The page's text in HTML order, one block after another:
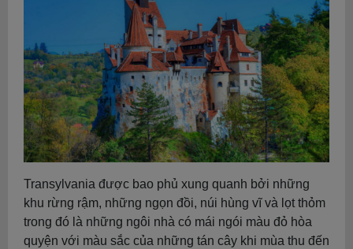
Transylvania được bao phủ xung quanh bởi những
khu rừng rậm, những ngọn đồi, núi hùng vĩ và lọt thỏm
trong đó là những ngôi nhà có mái ngói màu đỏ hòa
quyện với màu sắc của những tán cây khi mùa thu đến